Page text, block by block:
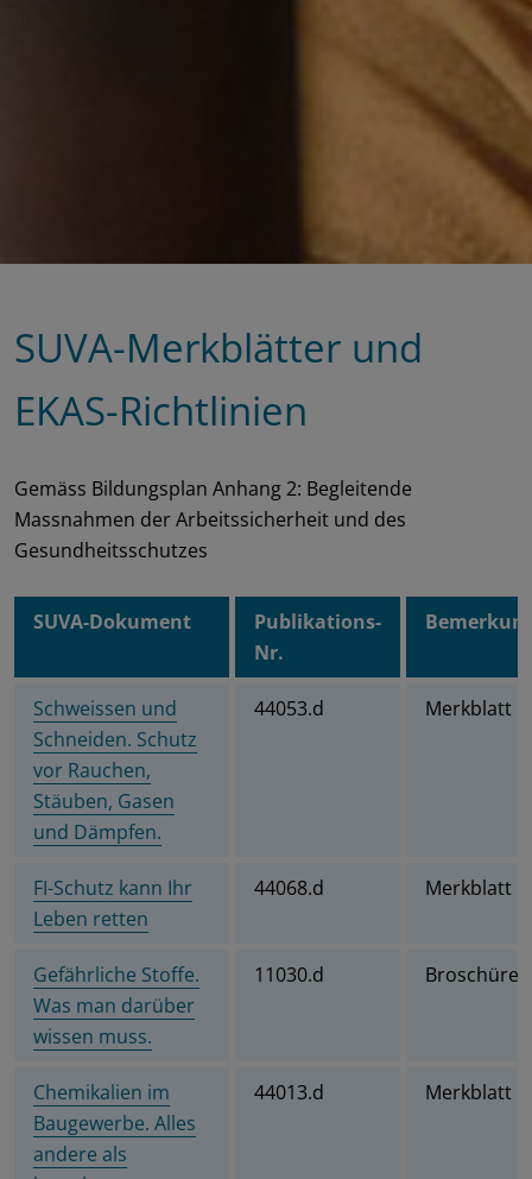
SUVA-Merkblätter und
EKAS-Richtlinien
Gemäss Bildungsplan Anhang 2: Begleitende
Massnahmen der Arbeitssicherheit und des
Gesundheitsschutzes
SUVA-Dokument
Publikations-
Nr.
Schweissen und
Schneiden. Schutz
vor Rauchen,
Stäuben, Gasen
und Dämpfen.
44053.d Merkblatt
FI-Schutz kann Ihr
Leben retten
44068.d Merkblatt
Gefährliche Stoffe.
Was man darüber
wissen muss.
11030.d Broschüre
Chemikalien im
Baugewerbe. Alles
andere als
44013.d Merkblatt